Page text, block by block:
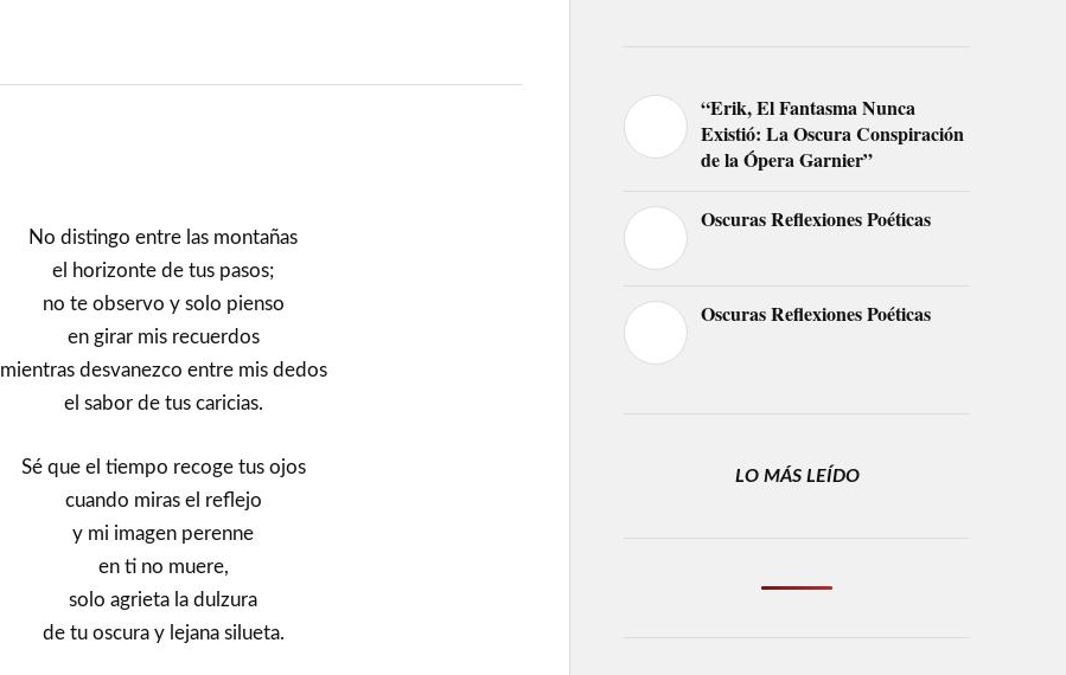
No distingo entre las montañas
el horizonte de tus pasos;
no te observo y solo pienso
en girar mis recuerdos
mientras desvanezco entre mis dedos
el sabor de tus caricias.
Sé que el tiempo recoge tus ojos
cuando miras el reflejo
y mi imagen perenne
en ti no muere,
solo agrieta la dulzura
de tu oscura y lejana silueta.
“Erik, El Fantasma Nunca
Existió: La Oscura Conspiración
de la Ópera Garnier”
Oscuras Reflexiones Poéticas
Oscuras Reflexiones Poéticas
LO MÁS LEÍDO